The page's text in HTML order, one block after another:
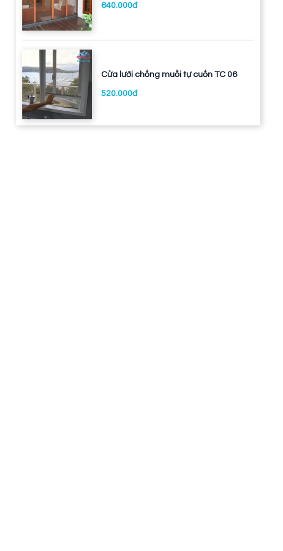
640.000đ
Cửa lưới chống muỗi tự cuốn TC 06
520.000đ